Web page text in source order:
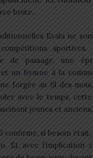
brute.
Evala ne
sportives.
de passage, une
et unhymne à la
forgée au fil des
avec le temps,
jeunes et
confirme, si besoin
Et avec l’implication